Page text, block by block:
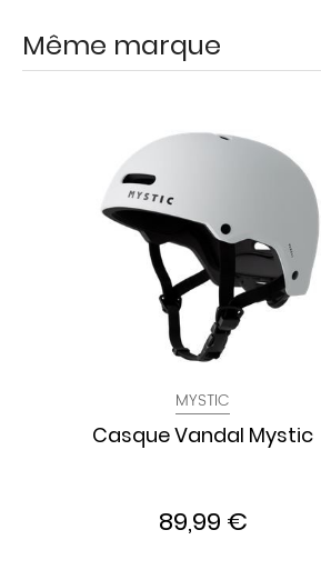
Même marque
MYSTIC
Casque Vandal Mystic
89,99 €